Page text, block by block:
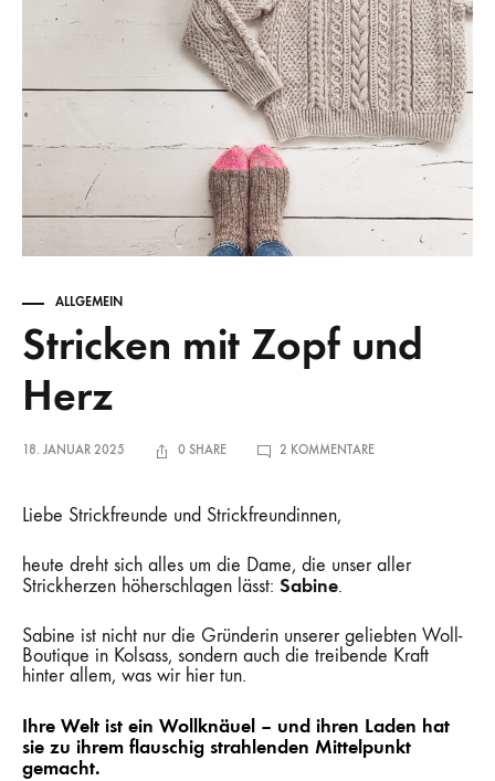
ALLGEMEIN
Stricken mit Zopf und
Herz
18. JANUAR 2025 0 SHARE 2 KOMMENTAREZU
Liebe Strickfreunde und Strickfreundinnen,
heute dreht sich alles um die Dame, die unser aller
Strickherzen höherschlagen lässt: Sabine.
Sabine ist nicht nur die Gründerin unserer geliebten Woll-
Boutique in Kolsass, sondern auch die treibende Kraft
hinter allem, was wir hier tun.
Ihre Welt ist ein Wollknäuel – und ihren Laden hat
sie zu ihrem flauschig strahlenden Mittelpunkt
gemacht.